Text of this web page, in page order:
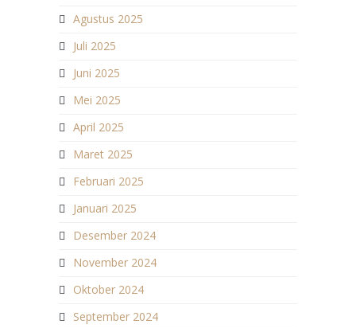
Agustus 2025
Juli 2025
Juni 2025
Mei 2025
April 2025
Maret 2025
Februari 2025
Januari 2025
Desember 2024
November 2024
Oktober 2024
September 2024